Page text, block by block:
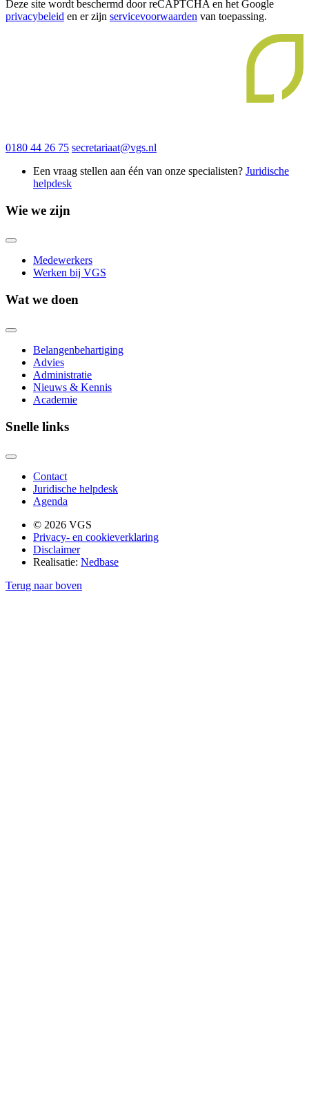
Deze site wordt beschermd door reCAPTCHA en het Google
privacybeleid en er zijn servicevoorwaarden van toepassing.
0180 44 26 75 secretariaat@vgs.nl
Een vraag stellen aan één van onze specialisten? Juridische
helpdesk
Wie we zijn
Medewerkers
Werken bij VGS
Wat we doen
Belangenbehartiging
Advies
Administratie
Nieuws & Kennis
Academie
Snelle links
Contact
Juridische helpdesk
Agenda
© 2026 VGS
Privacy- en cookieverklaring
Disclaimer
Realisatie: Nedbase
Terug naar boven